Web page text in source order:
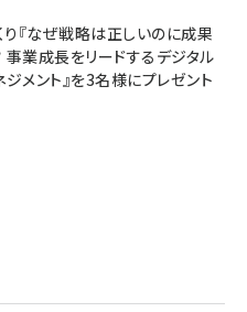
『なぜ戦略は正しいのに成果
業成長をリードするデジタル
ジメント』を3名様にプレゼント